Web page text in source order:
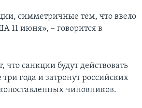
симметричные тем, что ввело
11 июня», – говорится в
что санкции будут действовать
года и затронут российских
чиновников.